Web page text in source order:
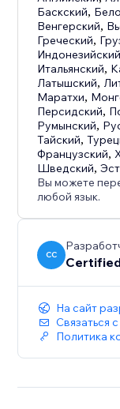
Баскский,
Венгерский,
Греческий,
Индонезийский
Итальянский,
Латышский,
Маратхи,
Персидский,
Румынский,
Тайский,
Французский,
Шведский,
Вы можете
любой язык.
CC
На сайт
Связаться
Политика